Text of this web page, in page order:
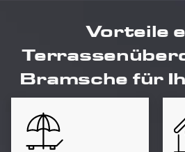
Vorteile
Bramsche für